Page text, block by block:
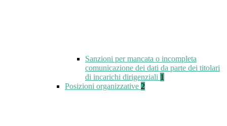
Sanzioni per mancata o incompleta
comunicazione dei dati da parte dei titolari
di incarichi dirigenziali 1
Posizioni organizzative 2